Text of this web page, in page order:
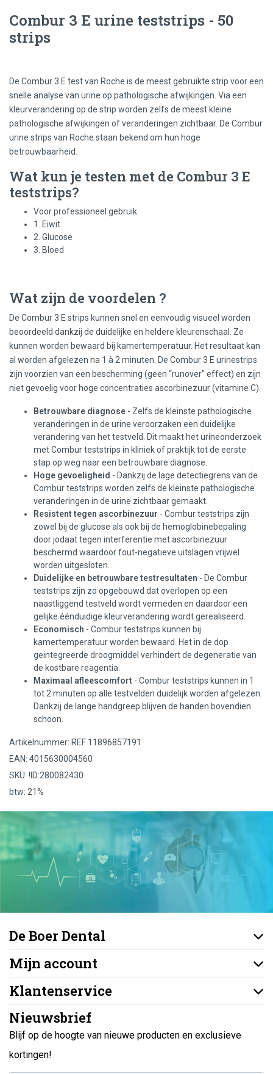
Combur 3 E urine teststrips - 50
strips
De Combur 3 E test van Roche is de meest gebruikte strip voor een
snelle analyse van urine op pathologische afwijkingen. Via een
kleurverandering op de strip worden zelfs de meest kleine
pathologische afwijkingen of veranderingen zichtbaar. De Combur
urine strips van Roche staan bekend om hun hoge
betrouwbaarheid.
Wat kun je testen met de Combur 3 E
teststrips?
Voor professioneel gebruik
1. Eiwit
2. Glucose
3. Bloed
Wat zijn de voordelen ?
De Combur 3 E strips kunnen snel en eenvoudig visueel worden
beoordeeld dankzij de duidelijke en heldere kleurenschaal. Ze
kunnen worden bewaard bij kamertemperatuur. Het resultaat kan
al worden afgelezen na 1 à 2 minuten. De Combur 3 E urinestrips
zijn voorzien van een bescherming (geen “runover” effect) en zijn
niet gevoelig voor hoge concentraties ascorbinezuur (vitamine C).
Betrouwbare diagnose - Zelfs de kleinste pathologische
veranderingen in de urine veroorzaken een duidelijke
verandering van het testveld. Dit maakt het urineonderzoek
met Combur teststrips in kliniek of praktijk tot de eerste
stap op weg naar een betrouwbare diagnose.
Hoge gevoeligheid - Dankzij de lage detectiegrens van de
Combur teststrips worden zelfs de kleinste pathologische
veranderingen in de urine zichtbaar gemaakt.
Resistent tegen ascorbinezuur - Combur teststrips zijn
zowel bij de glucose als ook bij de hemoglobinebepaling
door jodaat tegen interferentie met ascorbinezuur
beschermd waardoor fout-negatieve uitslagen vrijwel
worden uitgesloten.
Duidelijke en betrouwbare testresultaten - De Combur
teststrips zijn zo opgebouwd dat overlopen op een
naastliggend testveld wordt vermeden en daardoor een
gelijke éénduidige kleurverandering wordt gerealiseerd.
Economisch - Combur teststrips kunnen bij
kamertemperatuur worden bewaard. Het in de dop
geintegreerde droogmiddel verhindert de degeneratie van
de kostbare reagentia.
Maximaal afleescomfort - Combur teststrips kunnen in 1
tot 2 minuten op alle testvelden duidelijk worden afgelezen.
Dankzij de lange handgreep blijven de handen bovendien
schoon.
Artikelnummer: REF 11896857191
EAN: 4015630004560
SKU: !ID:280082430
btw: 21%
De Boer Dental
Mijn account
Klantenservice
Nieuwsbrief
Blijf op de hoogte van nieuwe producten en exclusieve
kortingen!